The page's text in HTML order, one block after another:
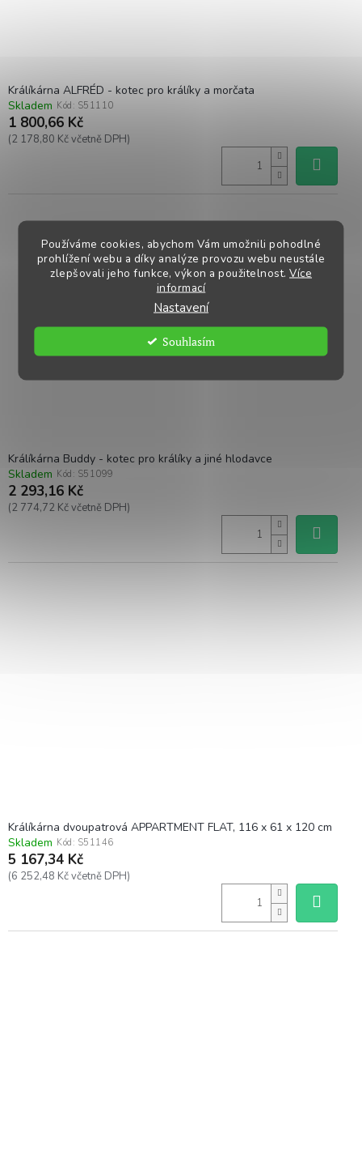
Používáme cookies, abychom Vám umožnili pohodlné
prohlížení webu a díky analýze provozu webu neustále
zlepšovali jeho funkce, výkon a použitelnost. Více
informací
Nastavení
Souhlasím
Králíkárna ALFRÉD - kotec pro králíky a morčata
Skladem Kód: S51110
1 800,66 Kč
(2 178,80 Kč včetně DPH)
Králíkárna Buddy - kotec pro králíky a jiné hlodavce
Skladem Kód: S51099
2 293,16 Kč
(2 774,72 Kč včetně DPH)
Králíkárna dvoupatrová APPARTMENT FLAT, 116 x 61 x 120 cm
Skladem Kód: S51146
5 167,34 Kč
(6 252,48 Kč včetně DPH)